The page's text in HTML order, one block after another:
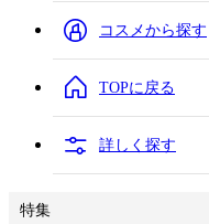
コスメから探す
TOPに戻る
詳しく探す
特集